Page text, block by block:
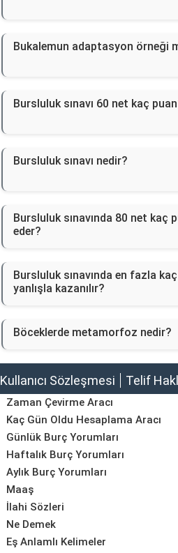
Bukalemun adaptasyon örneği
Bursluluk sınavı 60 net kaç
Bursluluk sınavı nedir?
Bursluluk sınavında 80 net kaç
eder?
Bursluluk sınavında en fazla kaç
yanlışla kazanılır?
Böceklerde metamorfoz nedir?
Kullanıcı Sözleşmesi Telif
Zaman Çevirme Aracı
Kaç Gün Oldu Hesaplama Aracı
Günlük Burç Yorumları
Haftalık Burç Yorumları
Aylık Burç Yorumları
Maaş
İlahi Sözleri
Ne Demek
Eş Anlamlı Kelimeler